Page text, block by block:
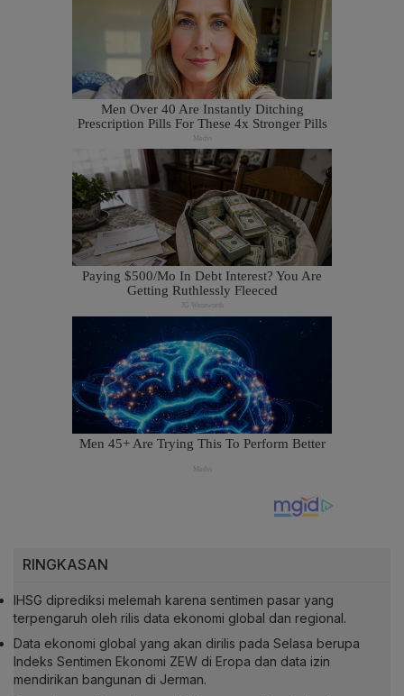
RINGKASAN
IHSG diprediksi melemah karena sentimen pasar yang
terpengaruh oleh rilis data ekonomi global dan regional.
Data ekonomi global yang akan dirilis pada Selasa berupa
Indeks Sentimen Ekonomi ZEW di Eropa dan data izin
mendirikan bangunan di Jerman.